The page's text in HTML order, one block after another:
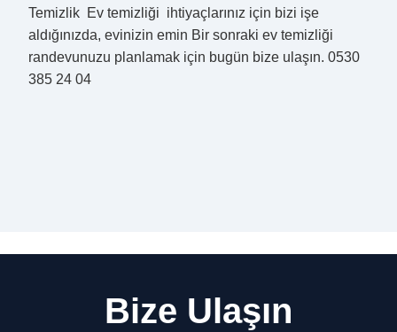
Temizlik Ev temizliği ihtiyaçlarınız için bizi işe
aldığınızda, evinizin emin Bir sonraki ev temizliği
randevunuzu planlamak için bugün bize ulaşın. 0530
385 24 04
Bize Ulaşın